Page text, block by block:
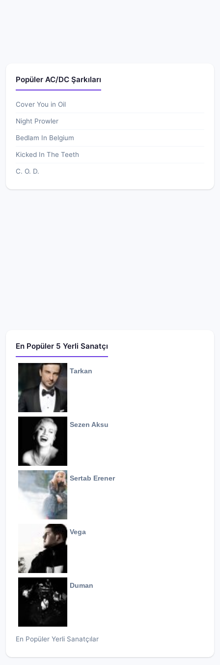
Popüler AC/DC Şarkıları
Cover You in Oil
Night Prowler
Bedlam In Belgium
Kicked In The Teeth
C. O. D.
En Popüler 5 Yerli Sanatçı
Tarkan
Sezen Aksu
Sertab Erener
Vega
Duman
En Popüler Yerli Sanatçılar